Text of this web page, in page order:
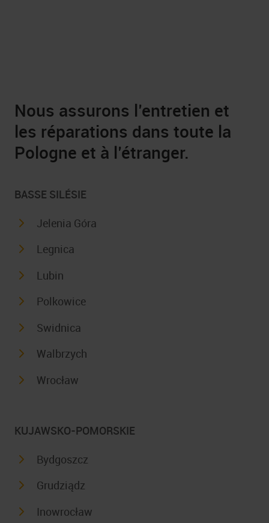
Nous assurons l’entretien et
les réparations dans toute la
Pologne et à l’étranger.
BASSE SILÉSIE
Jelenia Góra
Legnica
Lubin
Polkowice
Swidnica
Walbrzych
Wrocław
KUJAWSKO-POMORSKIE
Bydgoszcz
Grudziądz
Inowrocław